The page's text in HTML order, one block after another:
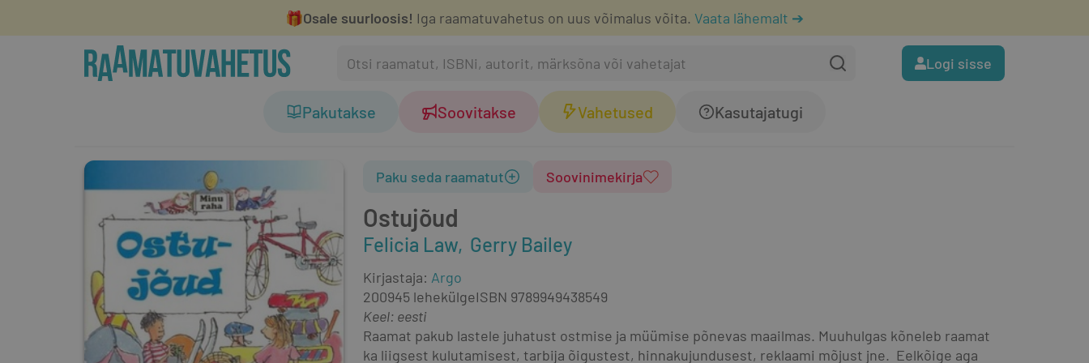
🎁Osale suurloosis! Iga raamatuvahetus on uus võimalus võita. Vaata lähemalt ➔
Logi sisse
Pakutakse Soovitakse Vahetused Kasutajatugi
Ostujõud
Felicia Law Gerry Bailey
Paku seda raamatut Soovinimekirja
Kirjastaja: Argo
200945 lehekülgeISBN 9789949438549
Keel: eesti
Raamat pakub lastele juhatust ostmise ja müümise põnevas maailmas. Muuhulgas kõneleb raamat
ka liigsest kulutamisest, tarbija õigustest, hinnakujundusest, reklaami mõjust jne.  Eelkõige aga